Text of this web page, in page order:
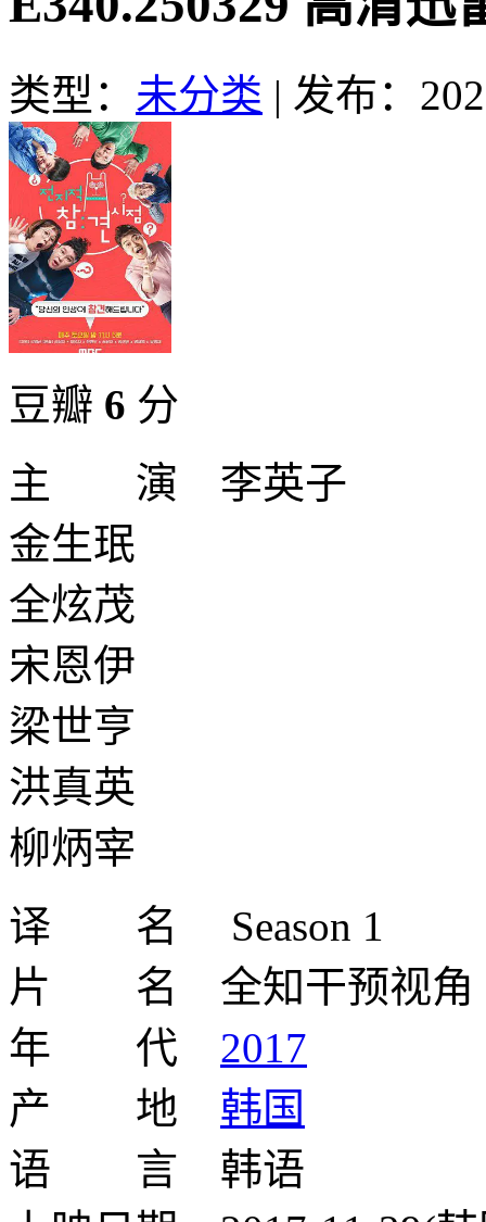
类型： 未分类 | 发布：
豆瓣 6 分
主 演 李英子
金生珉
全炫茂
宋恩伊
梁世亨
洪真英
柳炳宰
译 名 Season 1
片 名 全知干预视角
年 代 2017
产 地 韩国
语 言 韩语